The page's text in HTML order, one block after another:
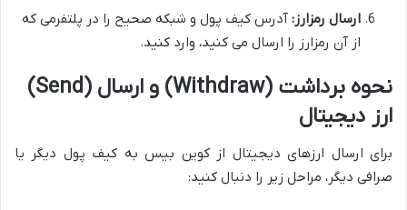
ارسال رمزارز: آدرس کیف پول و شبکه صحیح را در پلتفرمی که
از آن رمزارز را ارسال می کنید، وارد کنید.
نحوه برداشت (Withdraw) و ارسال (Send)
ارز دیجیتال
برای ارسال ارزهای دیجیتال از کوین بیس به کیف پول دیگر یا
صرافی دیگر، مراحل زیر را دنبال کنید: